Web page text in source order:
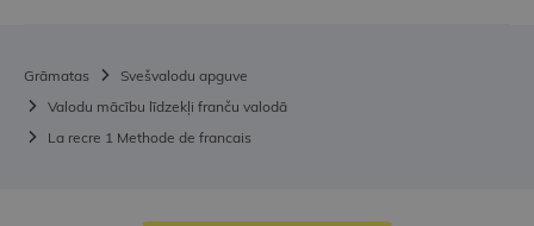
Grāmatas
Svešvalodu apguve
Valodu mācību līdzekļi franču valodā
La recre 1 Methode de francais